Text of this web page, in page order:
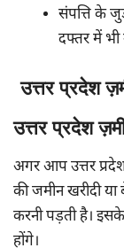
संपत्ति के
दफ्तर में भी
उत्तर प्रदेश
उत्तर प्रदेश
अगर आप उत्तर
की जमीन खरीदी
करनी पड़ती है।
होंगे।